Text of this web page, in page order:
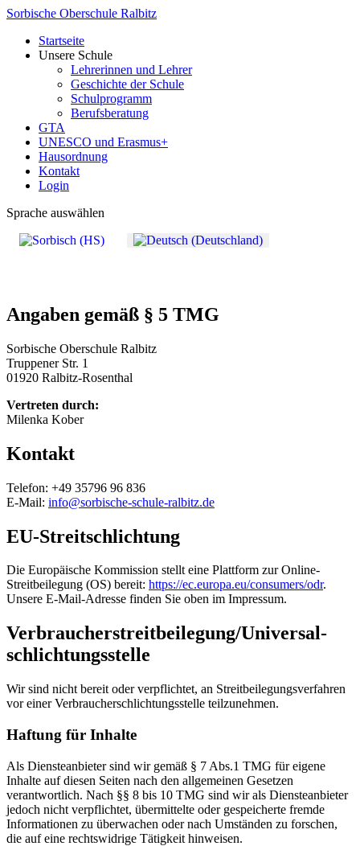
Sorbische Oberschule Ralbitz
Startseite
Unsere Schule
Lehrerinnen und Lehrer
Geschichte der Schule
Schulprogramm
Berufsberatung
GTA
UNESCO und Erasmus+
Hausordnung
Kontakt
Login
Sprache auswählen
Angaben gemäß § 5 TMG
Sorbische Oberschule Ralbitz
Truppener Str. 1
01920 Ralbitz-Rosenthal
Vertreten durch:
Milenka Kober
Kontakt
Telefon: +49 35796 96 836
E-Mail: info@sorbische-schule-ralbitz.de
EU-Streitschlichtung
Die Europäische Kommission stellt eine Plattform zur Online-
Streitbeilegung (OS) bereit: https://ec.europa.eu/consumers/odr.
Unsere E-Mail-Adresse finden Sie oben im Impressum.
Verbraucher­streit­beilegung/Universal­
schlichtungs­stelle
Wir sind nicht bereit oder verpflichtet, an Streitbeilegungsverfahren
vor einer Verbraucherschlichtungsstelle teilzunehmen.
Haftung für Inhalte
Als Diensteanbieter sind wir gemäß § 7 Abs.1 TMG für eigene
Inhalte auf diesen Seiten nach den allgemeinen Gesetzen
verantwortlich. Nach §§ 8 bis 10 TMG sind wir als Diensteanbieter
jedoch nicht verpflichtet, übermittelte oder gespeicherte fremde
Informationen zu überwachen oder nach Umständen zu forschen,
die auf eine rechtswidrige Tätigkeit hinweisen.